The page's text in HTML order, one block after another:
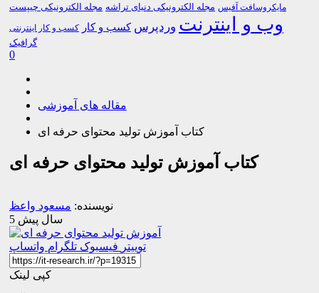
مایکروسافت آفیس مجله الکترونیکی دنیای تراشه مجله الکترونیکی چیپست
وب و اینترنت وردپرس کسب و کار کسب و کار اینترنتی
گرافیک
0
مقاله های آموزشی
کتاب آموزش تولید محتوای حرفه ای
کتاب آموزش تولید محتوای حرفه ای
نویسنده: مسعود واعظ
5 سال پیش
توییتر فیسبوک تلگرام واتساپ
کپی لینک